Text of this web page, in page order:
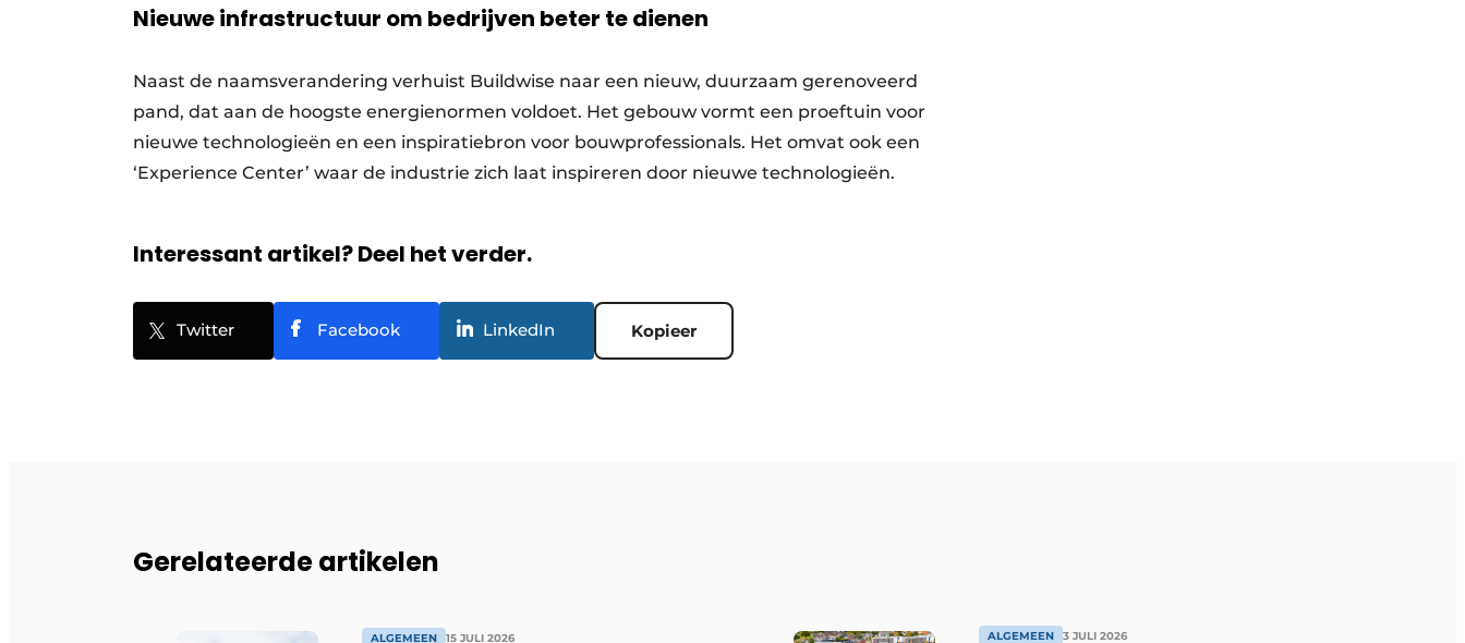
Nieuwe infrastructuur om bedrijven beter te dienen ​
Naast de naamsverandering verhuist Buildwise naar een nieuw, duurzaam gerenoveerd
pand, dat aan de hoogste energienormen voldoet. Het gebouw vormt een proeftuin voor
nieuwe technologieën en een inspiratiebron voor bouwprofessionals. Het omvat ook een
‘Experience Center’ waar de industrie zich laat inspireren door nieuwe technologieën. ​
Interessant artikel? Deel het verder.
Twitter Facebook LinkedIn Kopieer
Gerelateerde artikelen
ALGEMEEN 15 JULI 2026 ALGEMEEN 3 JULI 2026